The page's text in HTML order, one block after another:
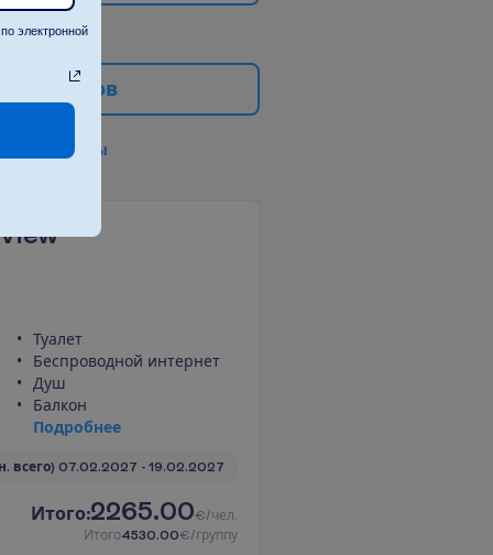
ьт ов
ь ы
Туалет
Беспроводной интернет
Душ
Балкон
Подробнее
всего) 07.02.2027 - 19.02.2027
Итого:2265.00€/чел.
Итого4530.00€/группу
электронной